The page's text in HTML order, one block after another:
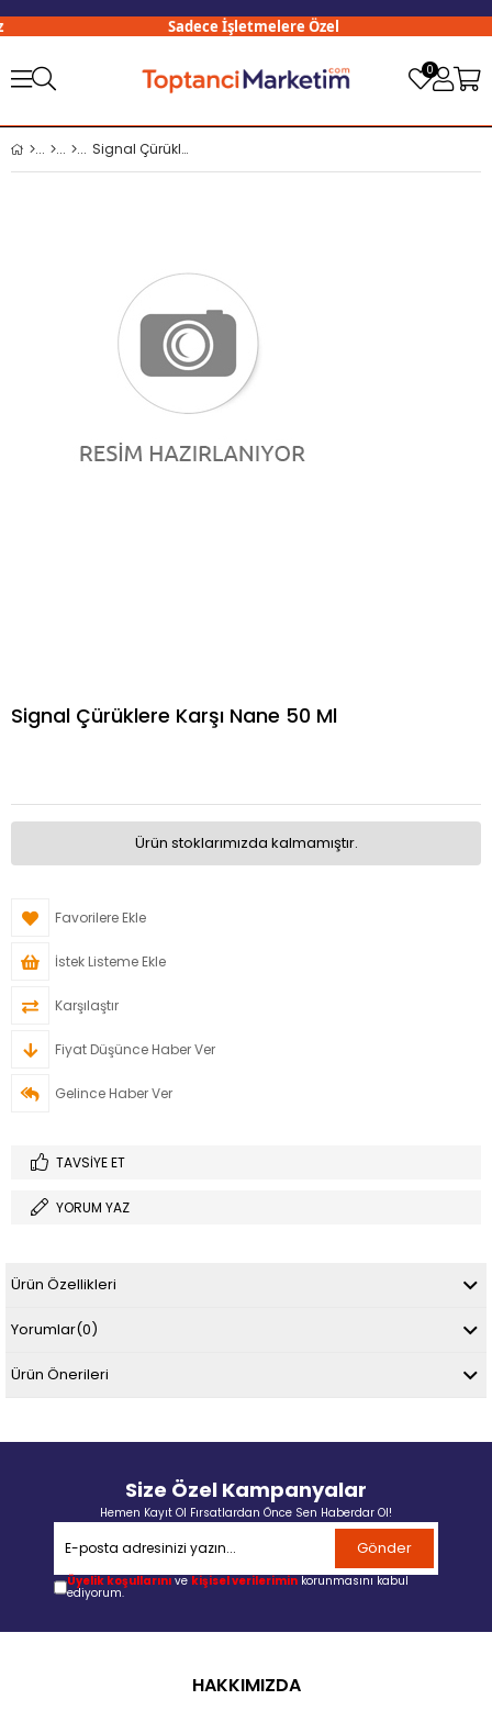
Sadece İşletmelere Özel
0
Signal Çürüklere Karşı Nane 50 Ml
Signal Çürüklere Karşı Nane 50 Ml
Ürün stoklarımızda kalmamıştır.
Favorilere Ekle
İstek Listeme Ekle
Karşılaştır
Fiyat Düşünce Haber Ver
Gelince Haber Ver
TAVSIYE ET
YORUM YAZ
Ürün Özellikleri
Yorumlar(0)
Ürün Önerileri
Size Özel Kampanyalar
Hemen Kayıt Ol Fırsatlardan Önce Sen Haberdar Ol!
Gönder
Üyelik koşullarını ve kişisel verilerimin korunmasını kabul
ediyorum.
HAKKIMIZDA